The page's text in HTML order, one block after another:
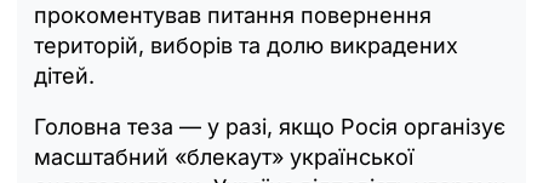
прокоментував питання повернення
територій, виборів та долю викрадених
дітей.
Головна теза — у разі, якщо Росія організує
масштабний «блекаут» української